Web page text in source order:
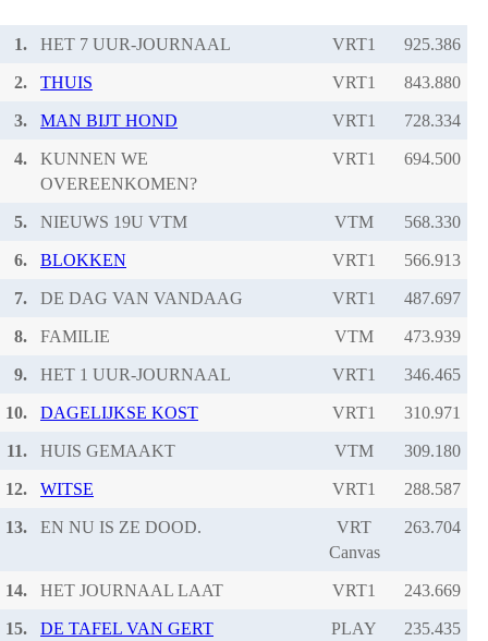
1. HET 7 UUR-JOURNAAL VRT1
2. THUIS VRT1
3. MAN BIJT HOND VRT1
4.
KUNNEN WE
OVEREENKOMEN?
VRT1
5. NIEUWS 19U VTM VTM
6. BLOKKEN VRT1
7. DE DAG VAN VANDAAG VRT1
8. FAMILIE VTM
9. HET 1 UUR-JOURNAAL VRT1
10. DAGELIJKSE KOST VRT1
11. HUIS GEMAAKT VTM
12. WITSE VRT1
13. EN NU IS ZE DOOD.
VRT
Canvas
14. HET JOURNAAL LAAT VRT1
15. DE TAFEL VAN GERT PLAY